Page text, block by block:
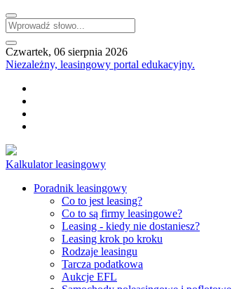
Czwartek, 06 sierpnia 2026
Niezależny, leasingowy portal edukacyjny.
Kalkulator leasingowy
Poradnik leasingowy
Co to jest leasing?
Co to są firmy leasingowe?
Leasing - kiedy nie dostaniesz?
Leasing krok po kroku
Rodzaje leasingu
Tarcza podatkowa
Aukcje EFL